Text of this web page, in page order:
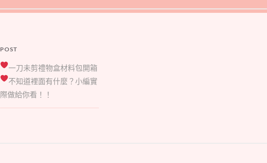
POST
一刀未剪禮物盒材料包開箱
不知道裡面有什麼？小編實
際做給你看！！